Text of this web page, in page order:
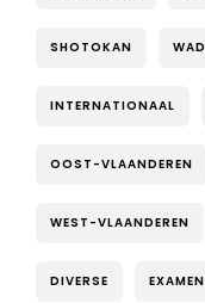
SHOTOKAN
INTERNATIONAAL
OOST-VLAANDEREN
WEST-VLAANDEREN
DIVERSE EXAMEN